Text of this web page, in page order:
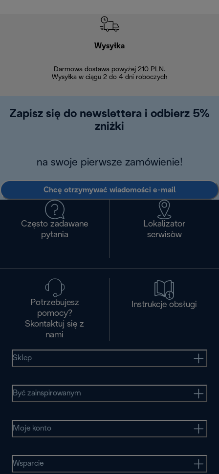
Wysyłka
Darmowa dostawa powyżej 210 PLN.
Wysyłka w ciągu 2 do 4 dni roboczych
Zapisz się do newslettera i odbierz 5%
zniżki
na swoje pierwsze zamówienie!
Chcę otrzymywać wiadomości e-mail
Często zadawane
pytania
Lokalizator
serwisòw
Potrzebujesz
pomocy?
Skontaktuj się z
nami
Instrukcje obsługi
Sklep
Być zainspirowanym
Moje konto
Wsparcie